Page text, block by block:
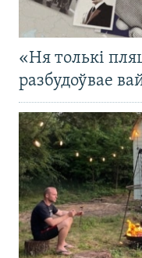
«Ня толькі
разбудоўвае